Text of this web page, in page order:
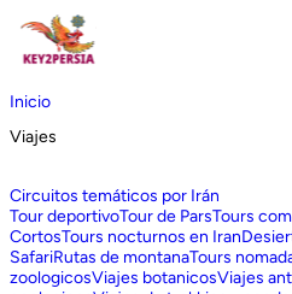
Inicio
Viajes
Circuitos temáticos por Irán
Tour deportivoTour de ParsTours
CortosTours nocturnos en Iran
SafariRutas de montanaTours
zoologicosViajes botanicosViajes